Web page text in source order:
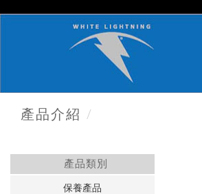
產品介紹 /
產品類別
保養產品